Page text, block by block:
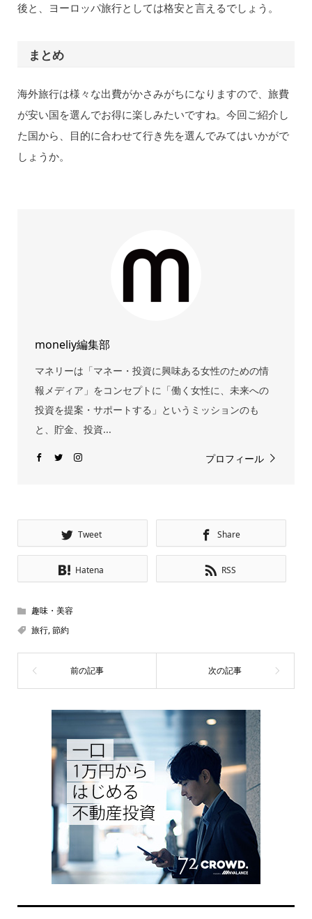
後と、ヨーロッパ旅行としては格安と言えるでしょう。
まとめ
海外旅行は様々な出費がかさみがちになりますので、旅費
が安い国を選んでお得に楽しみたいですね。今回ご紹介し
た国から、目的に合わせて行き先を選んでみてはいかがで
しょうか。
moneliy編集部
マネリーは「マネー・投資に興味ある女性のための情
報メディア」をコンセプトに「働く女性に、未来への
投資を提案・サポートする」というミッションのも
と、貯金、投資...
プロフィール
Tweet Share
Hatena RSS
趣味・美容
旅行,節約